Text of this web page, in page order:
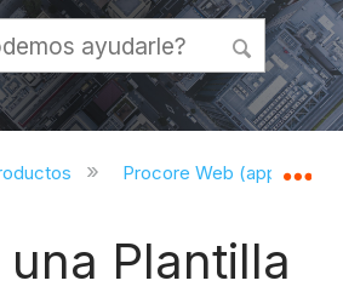
contraer jerarquía global
Procore Web
una Plantilla